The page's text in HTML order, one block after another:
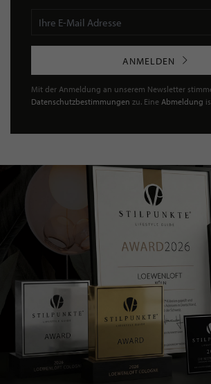
ANMELDEN
Mit der Anmeldung an unserem Newsletter
Datenschutzbestimmungen zu. Eine Abmeldung